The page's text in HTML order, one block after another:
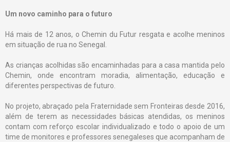
Um novo caminho para o futuro
Há mais de 12 anos, o Chemin du Futur resgata e acolhe meninos
em situação de rua no Senegal.
As crianças acolhidas são encaminhadas para a casa mantida pelo
Chemin, onde encontram moradia, alimentação, educação e
diferentes perspectivas de futuro.
No projeto, abraçado pela Fraternidade sem Fronteiras desde 2016,
além de terem as necessidades básicas atendidas, os meninos
contam com reforço escolar individualizado e todo o apoio de um
time de monitores e professores senegaleses que acompanham de